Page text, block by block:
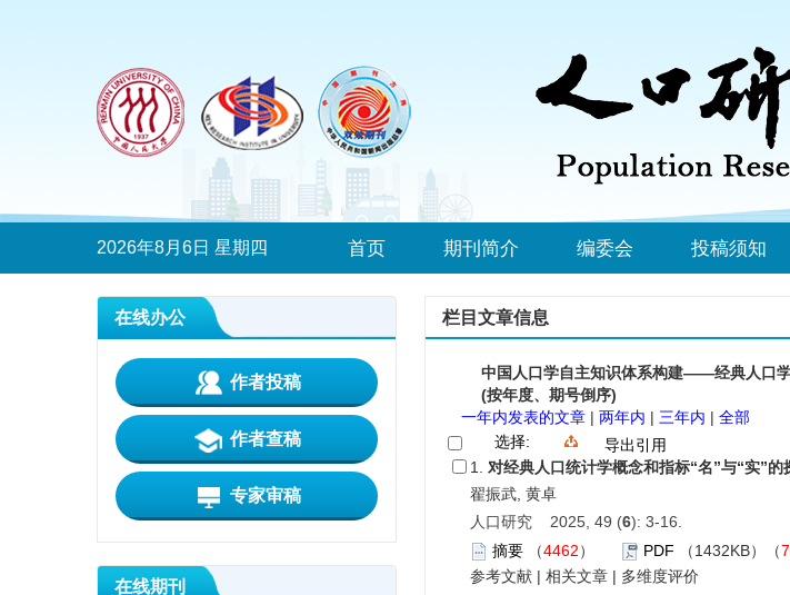
2026年8月6日 星期四 首页 期刊简介 编委会 投稿须知
在线办公
作者投稿
作者查稿
专家审稿
在线期刊
栏目文章信息
中国人口学自主知识体系构建——经典人口
(按年度、期号倒序)
一年内发表的文章 | 两年内 | 三年内 | 全部
选择:
导出引用
1. 对经典人口统计学概念和指标“名”与“实”
翟振武, 黄卓
人口研究 2025, 49 (6): 3-16.
摘要 （4462） PDF （1432KB）（
参考文献 | 相关文章 | 多维度评价